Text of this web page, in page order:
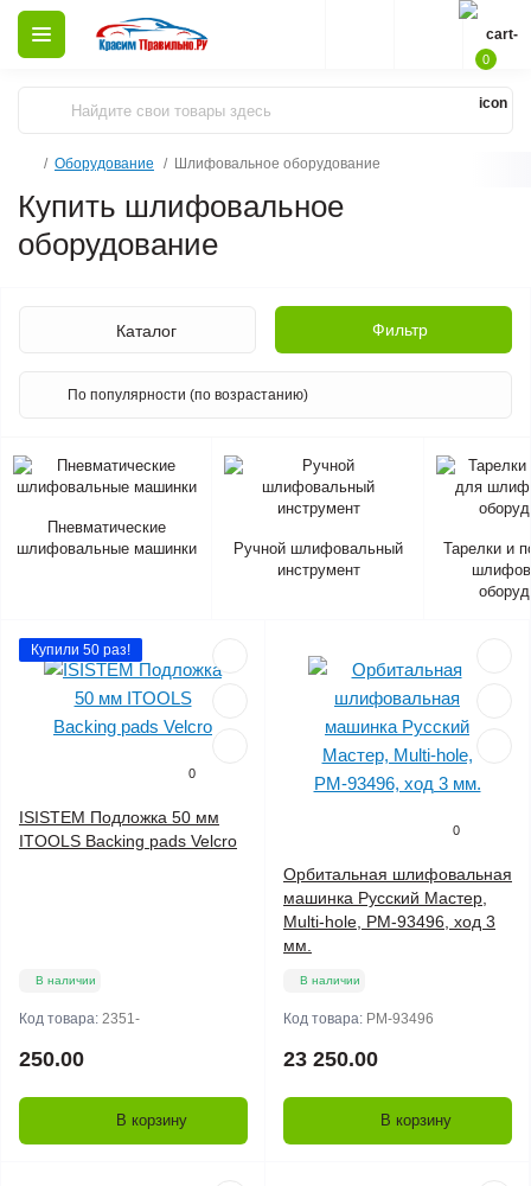
0
Оборудование Шлифовальное оборудование
Купить шлифовальное
оборудование
Каталог Фильтр
Пневматические
шлифовальные машинки
Ручной шлифовальный
инструмент
Тарелки и
Купили 50 раз!
0
ISISTEM Подложка 50 мм
ITOOLS Backing pads Velcro
В наличии
Код товара: 2351-
250.00
В корзину
0
Орбитальная шлифовальная
машинка Русский Мастер,
Multi-hole, РМ-93496, ход 3
мм.
В наличии
Код товара: РМ-93496
23 250.00
В корзину